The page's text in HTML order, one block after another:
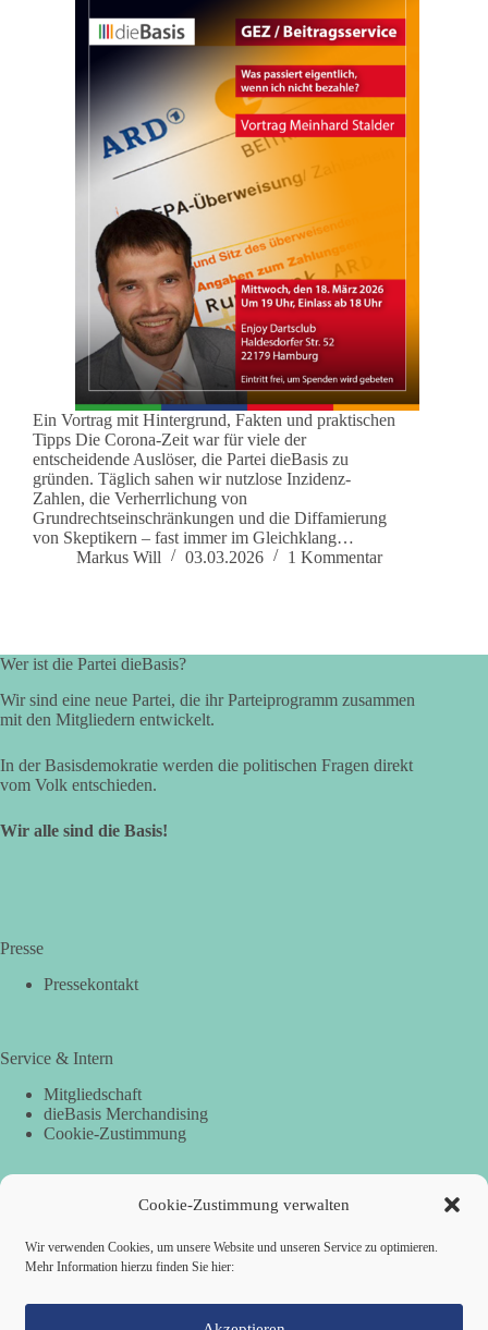
Cookie-Zustimmung verwalten
Wir verwenden Cookies, um unsere Website und unseren Service zu optimieren.
Mehr Information hierzu finden Sie hier:
Ein Vortrag mit Hintergrund, Fakten und praktischen
Tipps Die Corona-Zeit war für viele der
entscheidende Auslöser, die Partei dieBasis zu
gründen. Täglich sahen wir nutzlose Inzidenz-
Zahlen, die Verherrlichung von
Grundrechtseinschränkungen und die Diffamierung
von Skeptikern – fast immer im Gleichklang…
Markus Will
03.03.2026 1 Kommentar
Wer ist die Partei dieBasis?
Wir sind eine neue Partei, die ihr Parteiprogramm zusammen
mit den Mitgliedern entwickelt.
In der Basisdemokratie werden die politischen Fragen direkt
vom Volk entschieden.
Wir alle sind die Basis!
Presse
Pressekontakt
Service & Intern
Mitgliedschaft
dieBasis Merchandising
Cookie-Zustimmung
Per Banküberweisung:
IBAN: DE87 2019 0003 0002 2499 01